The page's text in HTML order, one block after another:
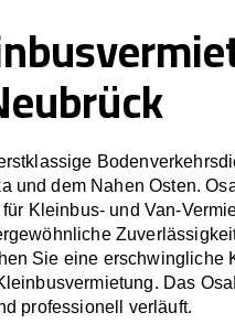
und dem Nahen Osten.
Kleinbus- und Van-
Sie eine erschwingliche
Das
professionell verläuft.